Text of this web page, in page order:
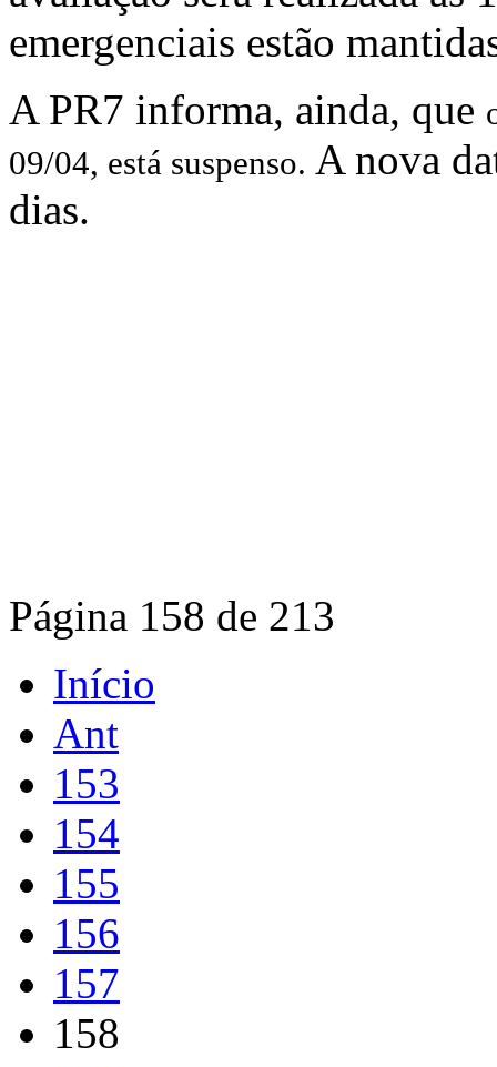
emergenciais estão
A PR7 informa, ainda, que
09/04, está suspenso. A nova
dias.
Página 158 de 213
Início
Ant
153
154
155
156
157
158